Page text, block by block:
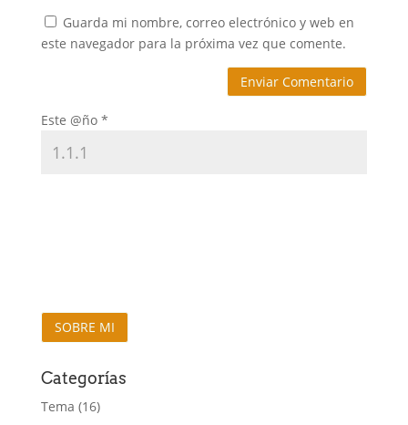
Guarda mi nombre, correo electrónico y web en
este navegador para la próxima vez que comente.
Este @ño *
SOBRE MI
Categorías
Tema (16)